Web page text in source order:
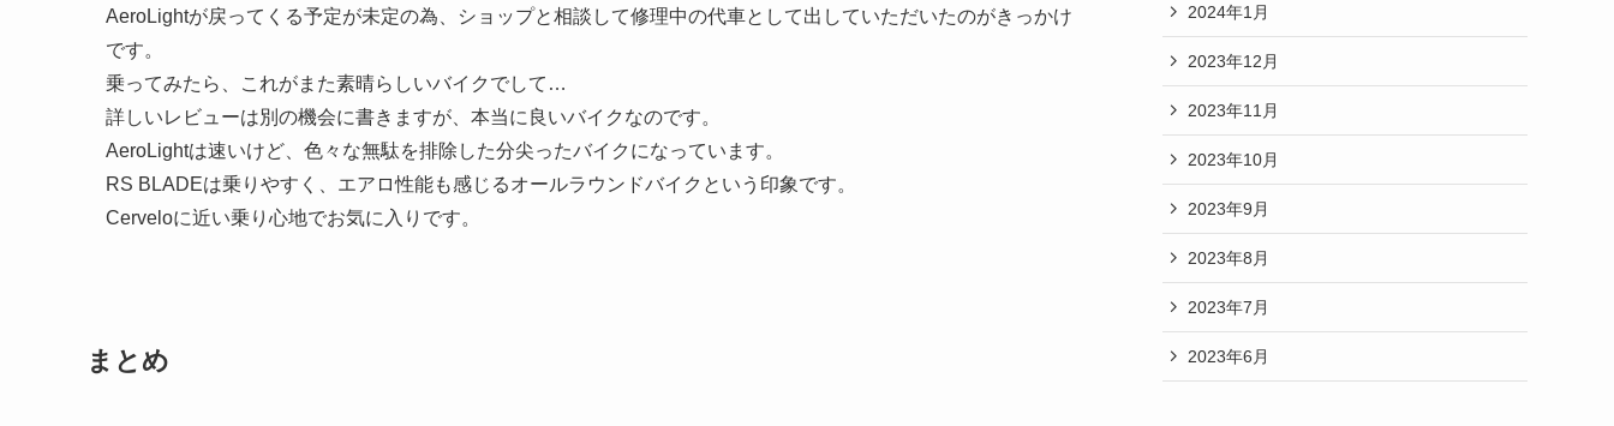
AeroLightが戻ってくる予定が未定の為、ショップと相談して修理中の代車として出していただいたのがきっかけ
です。
乗ってみたら、これがまた素晴らしいバイクでして…
詳しいレビューは別の機会に書きますが、本当に良いバイクなのです。
AeroLightは速いけど、色々な無駄を排除した分尖ったバイクになっています。
RS BLADEは乗りやすく、エアロ性能も感じるオールラウンドバイクという印象です。
Cerveloに近い乗り心地でお気に入りです。
まとめ
2024年1月
2023年12月
2023年11月
2023年10月
2023年9月
2023年8月
2023年7月
2023年6月